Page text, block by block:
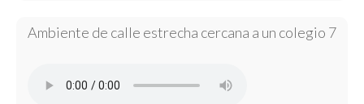
Ambiente de calle estrecha cercana a un colegio 7